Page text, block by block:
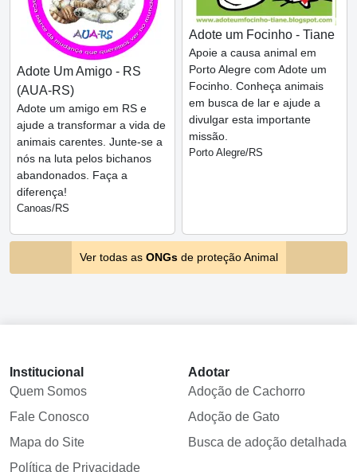
Adote Um Amigo - RS
(AUA-RS)
Adote um amigo em RS e
ajude a transformar a vida de
animais carentes. Junte-se a
nós na luta pelos bichanos
abandonados. Faça a
diferença!
Canoas/RS
Adote um Focinho - Tiane
Apoie a causa animal em
Porto Alegre com Adote um
Focinho. Conheça animais
em busca de lar e ajude a
divulgar esta importante
missão.
Porto Alegre/RS
Ver todas as ONGsde proteção Animal
Institucional
Quem Somos
Fale Conosco
Mapa do Site
Política de Privacidade
Adotar
Adoção de Cachorro
Adoção de Gato
Busca de adoção detalhada